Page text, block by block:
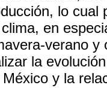
lo cual
en
verano
la
y la